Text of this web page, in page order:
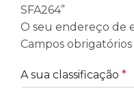
SFA264”
O seu endereço de
Campos
A sua classificação *